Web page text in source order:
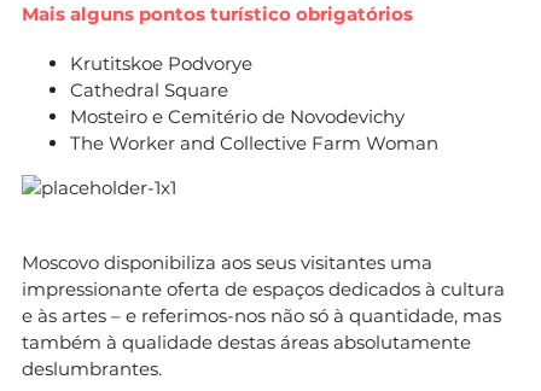
Mais alguns pontos turístico obrigatórios
Krutitskoe Podvorye
Cathedral Square
Mosteiro e Cemitério de Novodevichy
The Worker and Collective Farm Woman
Moscovo disponibiliza aos seus visitantes uma
impressionante oferta de espaços dedicados à cultura
e às artes – e referimos-nos não só à quantidade, mas
também à qualidade destas áreas absolutamente
deslumbrantes.